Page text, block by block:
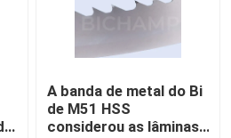
A banda de metal do Bi
de M51 HSS
considerou as lâminas